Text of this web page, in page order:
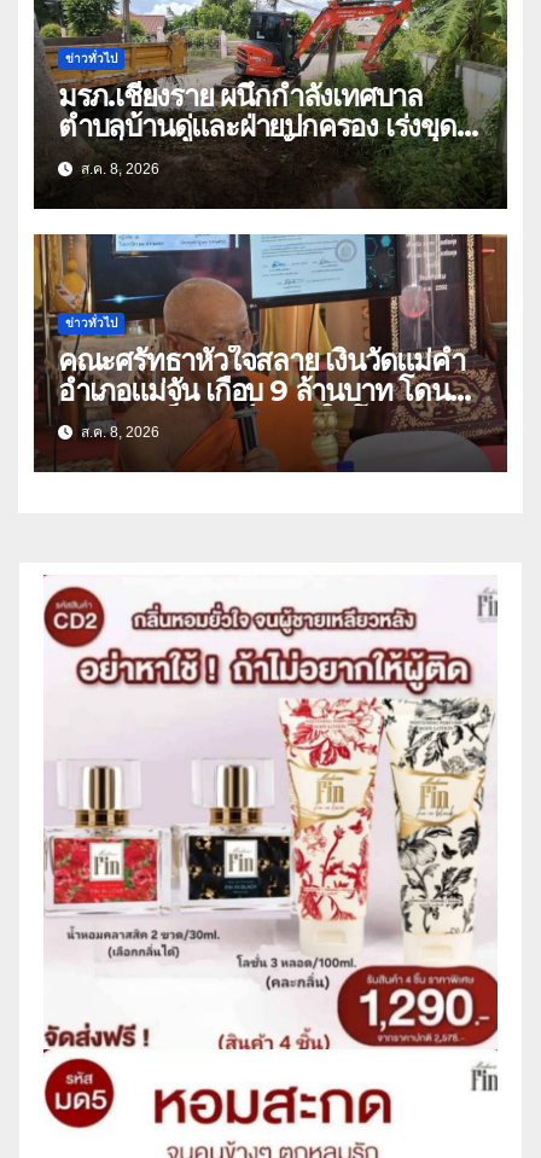
ข่าวทั่วไป
มรภ.เชียงราย ผนึกกำลังเทศบาล
ตำบลบ้านดู่และฝ่ายปกครอง เร่งขุด
ลอกสิ่งกีดขวางทางน้ำ ป้องกันและลด
ปัญหาน้ำท่วม
ส.ค. 8, 2026
ข่าวทั่วไป
คณะศรัทธาหัวใจสลาย เงินวัดแม่คำ
อำเภอแม่จัน เกือบ 9 ล้านบาท โดน
แก๊งคอลเซ็นเตอร์หลอกให้โอนข้ามปีก
ว่า 66 บัญชี
ส.ค. 8, 2026